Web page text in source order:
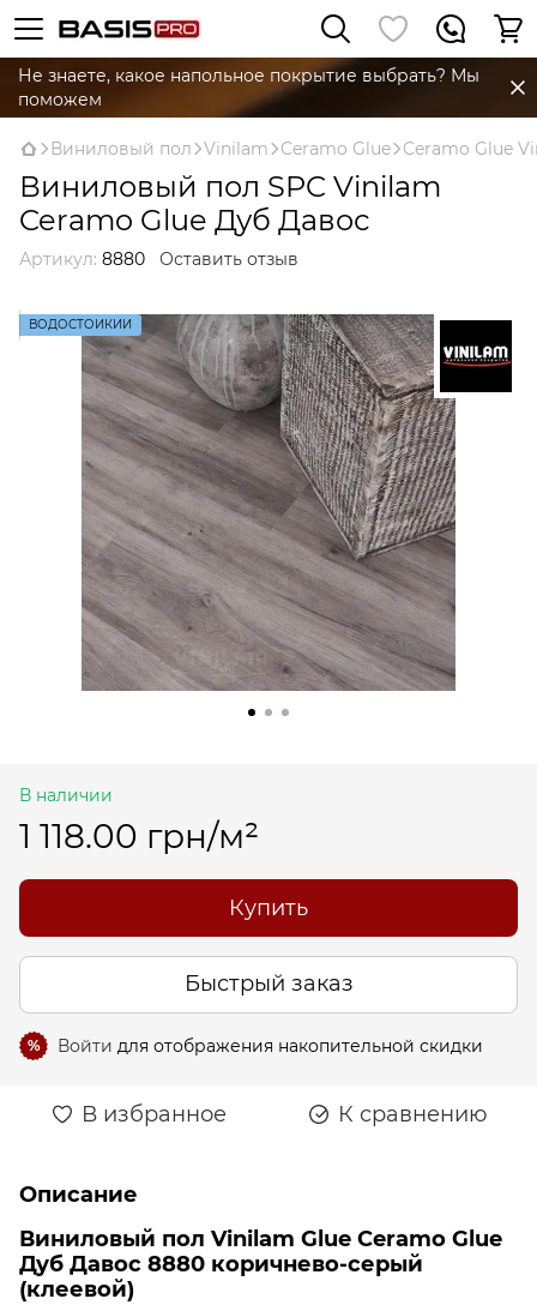
Не знаете, какое напольное покрытие выбрать? Мы
поможем
Виниловый пол Vinilam Ceramo Glue Ceramo Glue
Виниловый пол SPC Vinilam
Ceramo Glue Дуб Давос
Артикул: 8880 Оставить отзыв
ВОДОСТОЙКИЙ
В наличии
1 118.00 грн/м²
Купить
Быстрый заказ
% Войти для отображения накопительной скидки
В избранное К сравнению
Описание
Виниловый пол Vinilam Glue Ceramo Glue
Дуб Давос 8880 коричнево-серый
(клеевой)